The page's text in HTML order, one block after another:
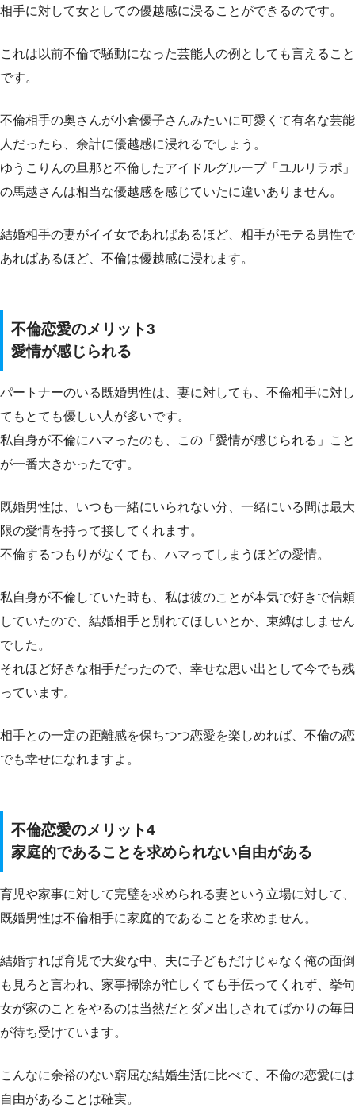
相手に対して女としての優越感に浸ることができるのです。
これは以前不倫で騒動になった芸能人の例としても言えること
です。
不倫相手の奥さんが小倉優子さんみたいに可愛くて有名な芸能
人だったら、余計に優越感に浸れるでしょう。
ゆうこりんの旦那と不倫したアイドルグループ「ユルリラポ」
の馬越さんは相当な優越感を感じていたに違いありません。
結婚相手の妻がイイ女であればあるほど、相手がモテる男性で
あればあるほど、不倫は優越感に浸れます。
不倫恋愛のメリット3
愛情が感じられる
パートナーのいる既婚男性は、妻に対しても、不倫相手に対し
てもとても優しい人が多いです。
私自身が不倫にハマったのも、この「愛情が感じられる」こと
が一番大きかったです。
既婚男性は、いつも一緒にいられない分、一緒にいる間は最大
限の愛情を持って接してくれます。
不倫するつもりがなくても、ハマってしまうほどの愛情。
私自身が不倫していた時も、私は彼のことが本気で好きで信頼
していたので、結婚相手と別れてほしいとか、束縛はしません
でした。
それほど好きな相手だったので、幸せな思い出として今でも残
っています。
相手との一定の距離感を保ちつつ恋愛を楽しめれば、不倫の恋
でも幸せになれますよ。
不倫恋愛のメリット4
家庭的であることを求められない自由がある
育児や家事に対して完璧を求められる妻という立場に対して、
既婚男性は不倫相手に家庭的であることを求めません。
結婚すれば育児で大変な中、夫に子どもだけじゃなく俺の面倒
も見ろと言われ、家事掃除が忙しくても手伝ってくれず、挙句
女が家のことをやるのは当然だとダメ出しされてばかりの毎日
が待ち受けています。
こんなに余裕のない窮屈な結婚生活に比べて、不倫の恋愛には
自由があることは確実。